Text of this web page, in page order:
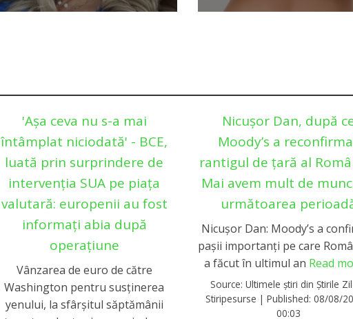
'Așa ceva nu s-a mai
întâmplat niciodată' - BCE,
luată prin surprindere de
intervenția SUA pe piața
valutară: europenii au fost
informați abia după
operațiune
Vânzarea de euro de către
Washington pentru susținerea
yenului, la sfârșitul săptămânii
Nicușor Dan, după
Moody’s a
rantigul de țară al
Mai avem mult de
următoarea
Nicușor Dan: Moody’s a
pașii importanți pe care
a făcut în ultimul an Read
Source:Ultimele știri din Știrile
Stiripesurse |Published:08/08/
00:03